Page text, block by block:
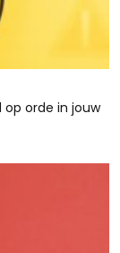
op orde in jouw